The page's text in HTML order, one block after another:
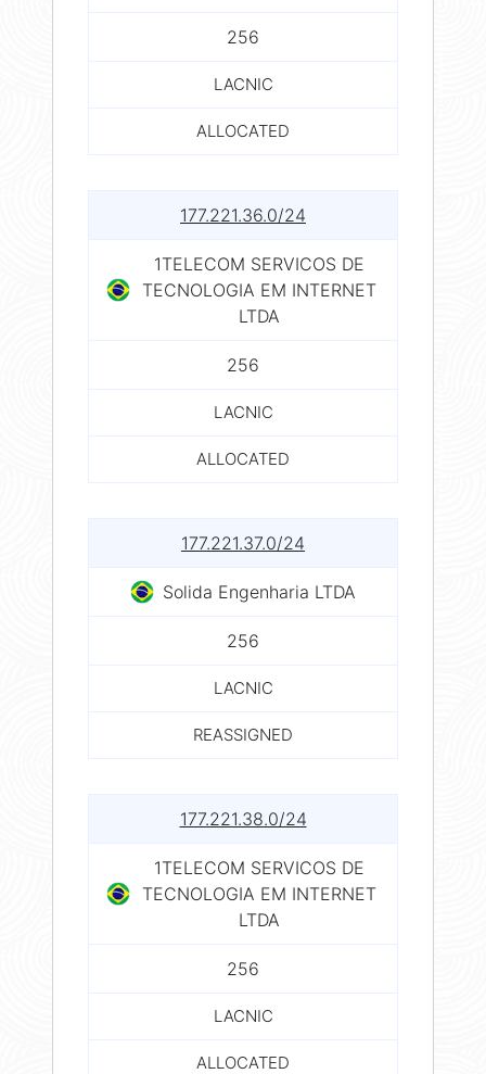
256
LACNIC
ALLOCATED
177.221.36.0/24
1TELECOM SERVICOS DE
TECNOLOGIA EM INTERNET
LTDA
256
LACNIC
ALLOCATED
177.221.37.0/24
Solida Engenharia LTDA
256
LACNIC
REASSIGNED
177.221.38.0/24
1TELECOM SERVICOS DE
TECNOLOGIA EM INTERNET
LTDA
256
LACNIC
ALLOCATED